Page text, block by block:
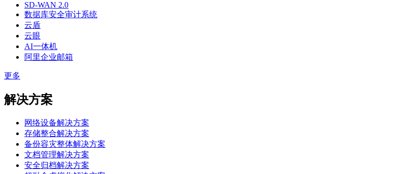
SD-WAN 2.0
数据库安全审计系统
云盾
云眼
AI一体机
阿里企业邮箱
更多
解决方案
网络设备解决方案
存储整合解决方案
备份容灾整体解决方案
文档管理解决方案
安全归档解决方案